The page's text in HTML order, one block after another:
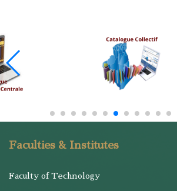
Faculties & Institutes
Faculty of Technology